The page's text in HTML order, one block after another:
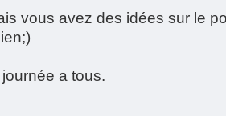
vous avez des idées sur le
a tous.